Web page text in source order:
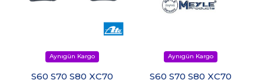
S60 S70 S80 XC70
S60 S70 S80 XC70